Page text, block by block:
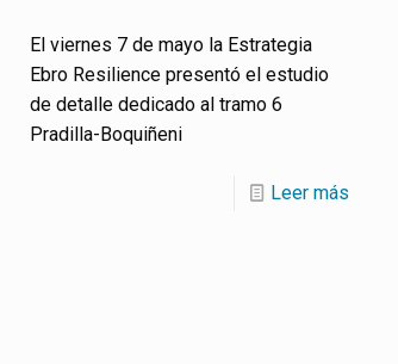
El viernes 7 de mayo la Estrategia
Ebro Resilience presentó el estudio
de detalle dedicado al tramo 6
Pradilla-Boquiñeni
Leer más